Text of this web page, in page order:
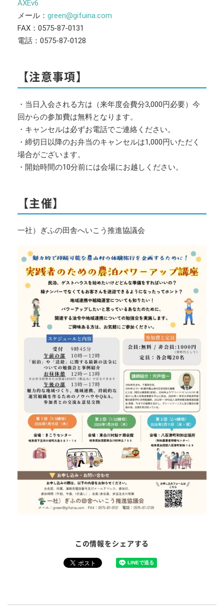
AXEv6
メール： green@gifuina.com
FAX：0575-87-0131
電話：0575-87-0128
【注意事項】
・当日入会される方は（来年度会費分3,000円必要）今
回からの参加費は無料となります。
・キャンセルは必ずお電話でご連絡ください。
・締切日以降のお弁当のキャンセルは1,000円いただく
場合がございます。
・開始時間の10分前には会場にお越しください。
【主催】
一社）ぎふの田舎へいこう推進協議会
この情報をシェアする